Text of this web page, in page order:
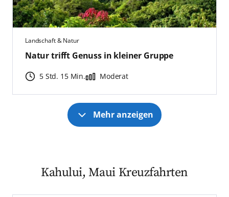
Landschaft & Natur
Natur trifft Genuss in kleiner Gruppe
5 Std. 15 Min. Moderat
Mehr anzeigen
Kahului, Maui Kreuzfahrten